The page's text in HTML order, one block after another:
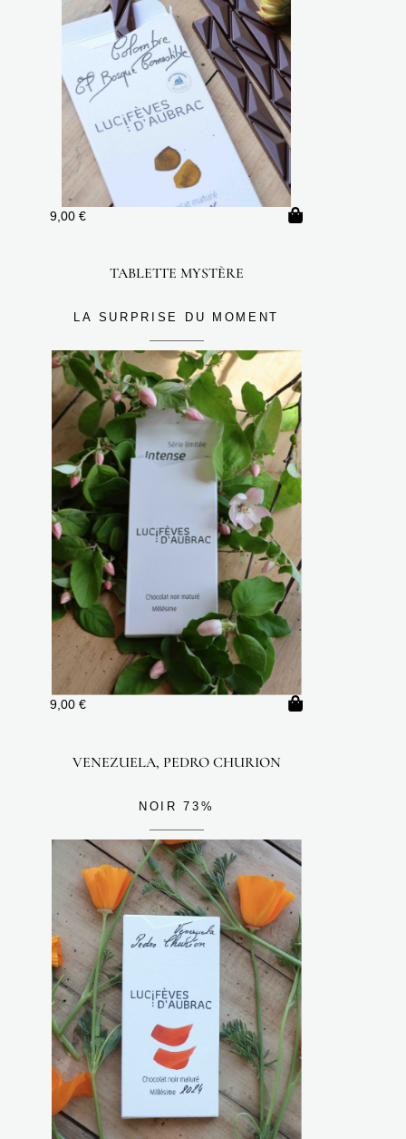
9,00 €
TABLETTE MYSTÈRE
LA SURPRISE DU MOMENT
9,00 €
VENEZUELA, PEDRO CHURION
NOIR 73%